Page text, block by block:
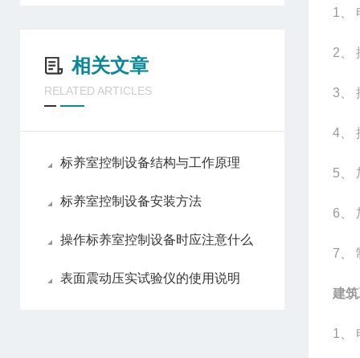
相关文章
RELATED ARTICLES
标养室控制设备结构与工作原理
标养室控制设备安装方法
操作标养室控制设备时应注意什么
表面震动压实试验仪的使用说明
1
2
3
4
5
6
7
建
1